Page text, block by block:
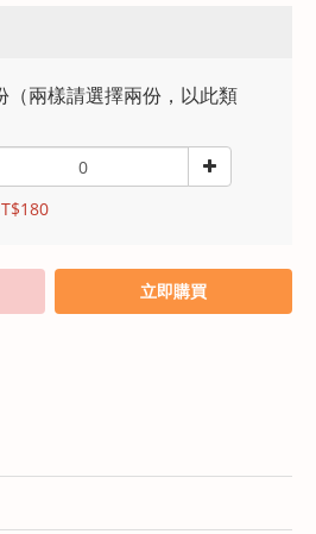
（兩樣請選擇兩份，以此類
立即購買